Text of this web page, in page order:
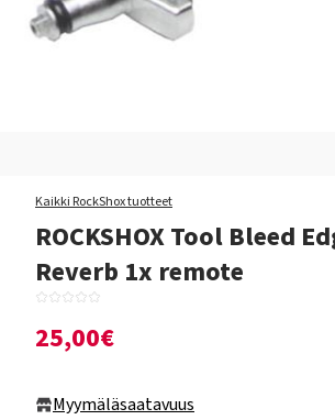
Kaikki RockShox tuotteet
ROCKSHOX Tool Bleed
Reverb 1x remote
25,00€
Myymäläsaatavuus